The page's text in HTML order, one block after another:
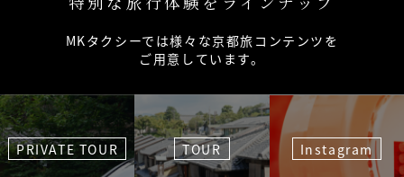
MKタクシーでは様々な京都旅コンテンツを
ご用意しています。
PRIVATE TOUR TOUR Instagram